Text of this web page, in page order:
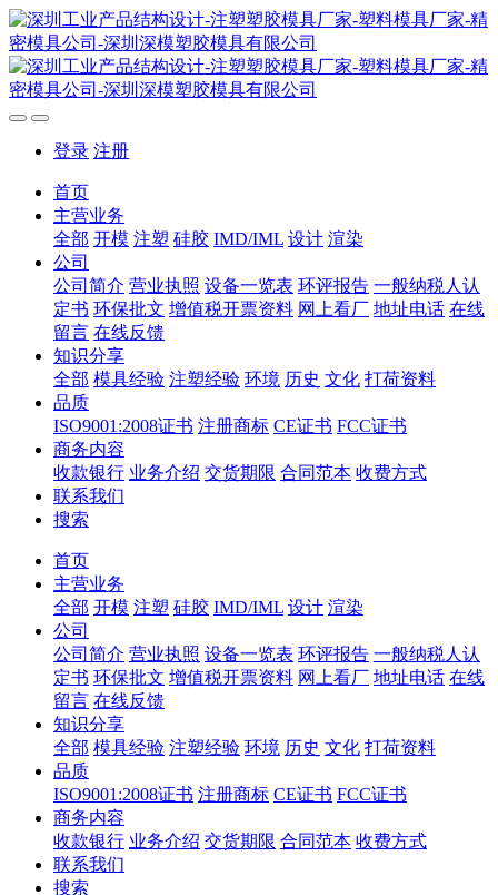
登录 注册
首页
主营业务
全部 开模 注塑 硅胶 IMD/IML 设计 渲染
公司
公司简介 营业执照 设备一览表 环评报告 一般纳税人认
定书 环保批文 增值税开票资料 网上看厂 地址电话 在线
留言 在线反馈
知识分享
全部 模具经验 注塑经验 环境 历史 文化 打荷资料
品质
ISO9001:2008证书 注册商标 CE证书 FCC证书
商务内容
收款银行 业务介绍 交货期限 合同范本 收费方式
联系我们
搜索
首页
主营业务
全部 开模 注塑 硅胶 IMD/IML 设计 渲染
公司
公司简介 营业执照 设备一览表 环评报告 一般纳税人认
定书 环保批文 增值税开票资料 网上看厂 地址电话 在线
留言 在线反馈
知识分享
全部 模具经验 注塑经验 环境 历史 文化 打荷资料
品质
ISO9001:2008证书 注册商标 CE证书 FCC证书
商务内容
收款银行 业务介绍 交货期限 合同范本 收费方式
联系我们
搜索